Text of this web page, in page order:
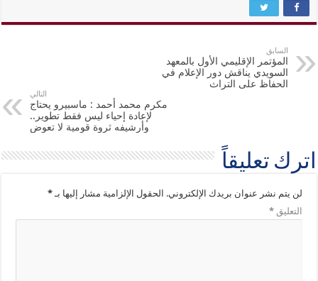
السابق
المؤتمر الإقليمي الأول بالمعهد
السويدي يناقش دور الإعلام في
الحفاظ على التراث
التالي
مكرم محمد أحمد : ماسبيرو يحتاج
لإعادة إحياء ليس فقط تطوير..
وأرشيفه ثروة قومية لا تعوض
اترك تعليقاً
لن يتم نشر عنوان بريدك الإلكتروني. الحقول الإلزامية مشار إليها بـ*
التعليق*